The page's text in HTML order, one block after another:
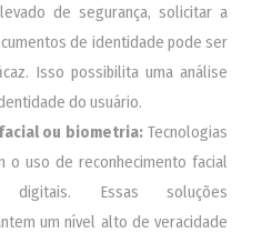
de segurança, solicitar a
de identidade pode ser
Isso possibilita uma análise
do usuário.
ou biometria: Tecnologias
o uso de reconhecimento facial
digitais. Essas soluções
um nível alto de veracidade